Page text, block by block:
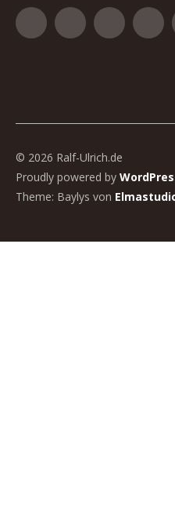
FacebookGoogle+500px
© 2026 Ralf-Ulrich.de
Proudly powered by
Theme: Baylys von